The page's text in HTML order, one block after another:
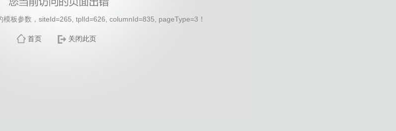
板参数，siteId=265, tplId=626, columnId=835, pageType=3！
首页 关闭此页